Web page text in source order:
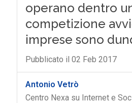
operano dentro
competizione
imprese sono
Pubblicato il 02 Feb 2017
Antonio Vetrò
Centro Nexa su Internet e